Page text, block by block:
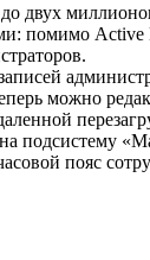
двух
помимо
можно
пояс